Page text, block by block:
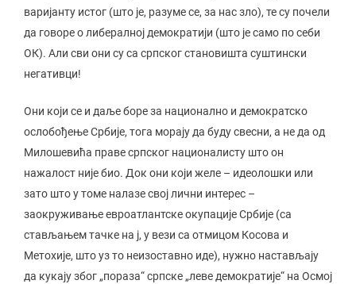
варијанту истог (што је, разуме се, за нас зло), те су почели
да говоре о либералној демократији (што је само по себи
ОК). Али сви они су са српског становишта суштински
негативци!
Они који се и даље боре за национално и демократско
ослобођење Србије, тога морају да буду свесни, а не да од
Милошевића праве српског националисту што он
нажалост није био. Док они који желе – идеолошки или
зато што у томе налазе свој лични интерес –
заокруживање евроатлантске окупације Србије (са
стављањем тачке на ј, у вези са отмицом Косова и
Метохије, што уз то неизоставно иде), нужно настављају
да кукају због „пораза“ српске „леве демократије“ на Осмој